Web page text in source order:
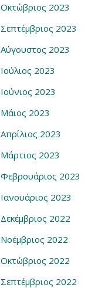
Οκτώβριος 2023
Σεπτέμβριος 2023
Αύγουστος 2023
Ιούλιος 2023
Ιούνιος 2023
Μάιος 2023
Απρίλιος 2023
Μάρτιος 2023
Φεβρουάριος 2023
Ιανουάριος 2023
Δεκέμβριος 2022
Νοέμβριος 2022
Οκτώβριος 2022
Σεπτέμβριος 2022